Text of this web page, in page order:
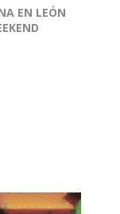
EN LEÓN